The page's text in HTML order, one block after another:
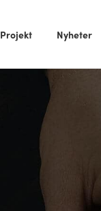
Projekt Nyheter